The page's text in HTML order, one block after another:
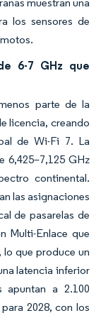
los sensores de
6-7 GHz que
parte de la
licencia, creando
de Wi-Fi 7. La
6,425–7,125 GHz
continental.
las asignaciones
de pasarelas de
Multi-Enlace que
lo que produce un
latencia inferior
a 2.100
2028, con los